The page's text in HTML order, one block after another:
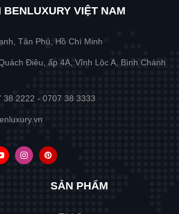
BENLUXURY VIỆT NAM
Tân Phú, Hồ Chí Minh
Điêu, ấp 4A, Vĩnh Lộc A, Bình Chánh
38 2222 - 0707 38 3333
SẢN PHẨM